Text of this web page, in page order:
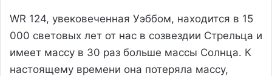
WR 124, увековеченная Уэббом, находится в 15
000 световых лет от нас в созвездии Стрельца и
имеет массу в 30 раз больше массы Солнца. К
настоящему времени она потеряла массу,